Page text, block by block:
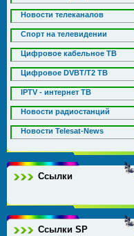
Новости телеканалов
Спорт на телевидении
Цифровое кабельное ТВ
Цифровое DVBT/T2 ТВ
IPTV - интернет ТВ
Новости радиостанций
Новости Telesat-News
Ссылки
Ссылки SP